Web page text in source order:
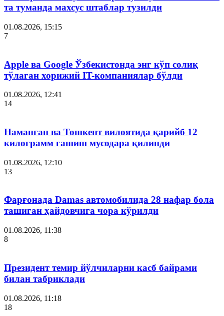
та туманда махсус штаблар тузилди
01.08.2026, 15:15
7
Apple ва Google Ўзбекистонда энг кўп солиқ
тўлаган хорижий IT-компаниялар бўлди
01.08.2026, 12:41
14
Наманган ва Тошкент вилоятида қарийб 12
килограмм гашиш мусодара қилинди
01.08.2026, 12:10
13
Фарғонада Damas автомобилида 28 нафар бола
ташиган ҳайдовчига чора кўрилди
01.08.2026, 11:38
8
Президент темир йўлчиларни касб байрами
билан табриклади
01.08.2026, 11:18
18